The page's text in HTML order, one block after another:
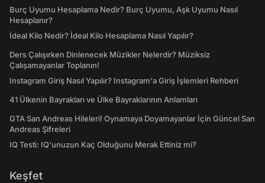
Burç Uyumu Hesaplama Nedir? Burç Uyumu, Aşk Uyumu Nasıl
Hesaplanır?
İdeal Kilo Nedir? İdeal Kilo Hesaplama Nasıl Yapılır?
Ders Çalışırken Dinlenecek Müzikler Nelerdir? Müziksiz
Çalışamayanlar Toplanın!
Instagram Giriş Nasıl Yapılır? Instagram'a Giriş İşlemleri Rehberi
41 Ülkenin Bayrakları ve Ülke Bayraklarının Anlamları
GTA San Andreas Hileleri! Oynamaya Doyamayanlar İçin Güncel San
Andreas Şifreleri
IQ Testi: IQ'unuzun Kaç Olduğunu Merak Ettiniz mi?
Keşfet